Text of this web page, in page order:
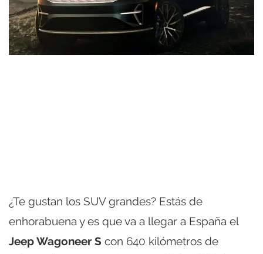
¿Te gustan los SUV grandes? Estás de
enhorabuena y es que va a llegar a España el
Jeep Wagoneer S con 640 kilómetros de